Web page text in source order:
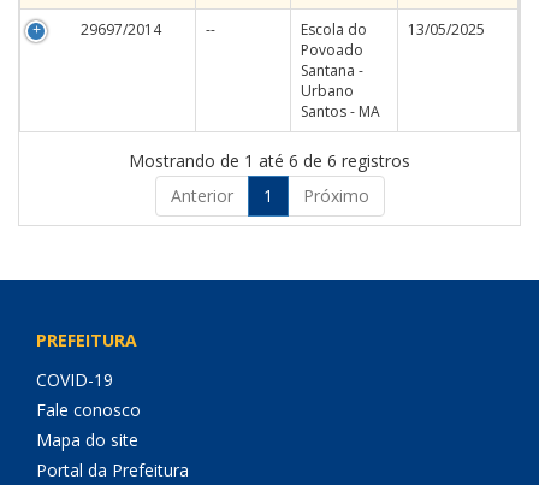
29697/2014 --
Escola do
Povoado
Santana -
Urbano
Santos - MA
13/05/2025
Mostrando de 1 até 6 de 6 registros
Anterior
1 Próximo
PREFEITURA
COVID-19
Fale conosco
Mapa do site
Portal da Prefeitura